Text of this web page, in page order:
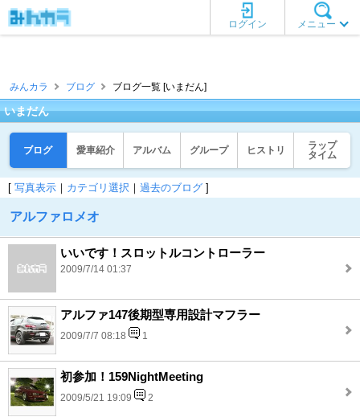
メニュー
ログイン
みんカラ ブログ ブログ一覧 [いまだん]
いまだん
ブログ 愛車紹介 アルバム グループ ヒストリ
ラップ
タイム
[ 写真表示 ｜ カテゴリ選択 ｜ 過去のブログ ]
アルファロメオ
いいです！スロットルコントローラー
2009/7/14 01:37
アルファ147後期型専用設計マフラー
2009/7/7 08:18 1
初参加！159NightMeeting
2009/5/21 19:09 2